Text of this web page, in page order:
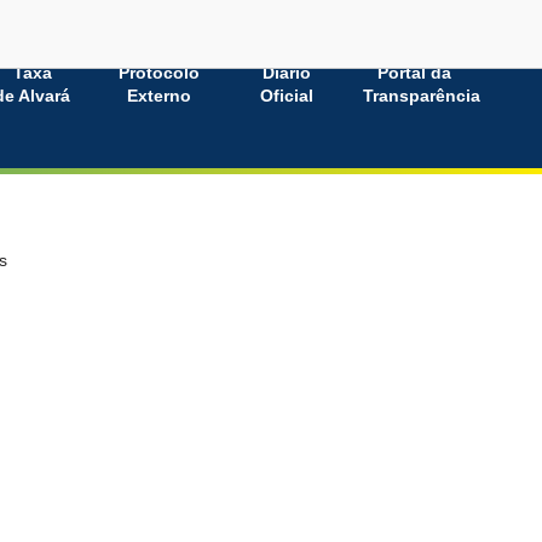
Taxa
Alvará
Protocolo
Externo
Diário
Oficial
Portal da
Transparência